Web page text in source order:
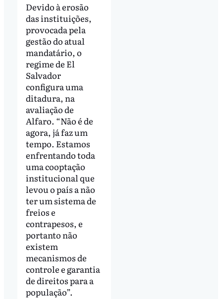
Devido à erosão
das instituições,
provocada pela
gestão do atual
mandatário, o
regime de El
Salvador
configura uma
ditadura, na
avaliação de
Alfaro. “Não é de
agora, já faz um
tempo. Estamos
enfrentando toda
uma cooptação
institucional que
levou o país a não
ter um sistema de
freios e
contrapesos, e
portanto não
existem
mecanismos de
controle e garantia
de direitos para a
população”.